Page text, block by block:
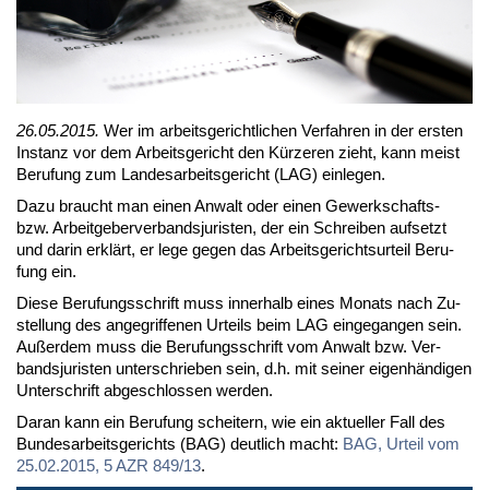
26.05.2015. Wer im ar­beits­ge­richt­li­chen Ver­fah­ren in der ers­ten
In­stanz vor dem Ar­beits­ge­richt den Kür­ze­ren zieht, kann meist
Be­ru­fung zum Lan­des­ar­beits­ge­richt (LAG) ein­le­gen.
Da­zu braucht man ei­nen An­walt oder ei­nen Ge­werk­schafts-
bzw. Ar­beit­ge­ber­ver­bands­ju­ris­ten, der ein Schrei­ben auf­setzt
und dar­in er­klärt, er le­ge ge­gen das Ar­beits­ge­richts­ur­teil Be­ru­
fung ein.
Die­se Be­ru­fungs­schrift muss in­ner­halb ei­nes Mo­nats nach Zu­
stel­lung des an­ge­grif­fe­nen Ur­teils beim LAG ein­ge­gan­gen sein.
Au­ßer­dem muss die Be­ru­fungs­schrift vom An­walt bzw. Ver­
bands­ju­ris­ten un­ter­schrie­ben sein, d.h. mit sei­ner ei­gen­hän­di­gen
Un­ter­schrift ab­ge­schlos­sen wer­den.
Dar­an kann ein Be­ru­fung schei­tern, wie ein ak­tu­el­ler Fall des
Bun­des­ar­beits­ge­richts (BAG) deut­lich macht: BAG, Ur­teil vom
25.02.2015, 5 AZR 849/13.